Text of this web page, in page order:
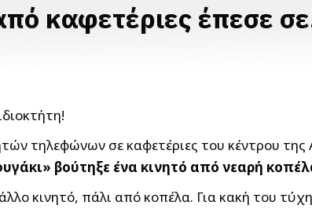
καφετέριες έπεσε
τηλεφώνων σε καφετέριες του κέντρου της
βούτηξε ένα κινητό από νεαρή
κινητό, πάλι από κοπέλα. Για κακή του